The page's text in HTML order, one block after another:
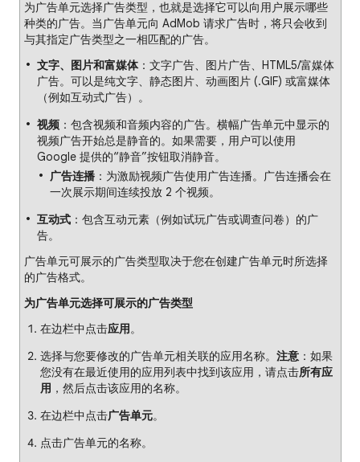
为广告单元选择广告类型，也就是选择它可以向用户展示哪些
种类的广告。当广告单元向 AdMob 请求广告时，将只会收到
与其指定广告类型之一相匹配的广告。
文字、图片和富媒体：文字广告、图片广告、HTML5/富媒体
广告。可以是纯文字、静态图片、动画图片 (.GIF) 或富媒体
（例如互动式广告）。
视频 ：包含视频和音频内容的广告。横幅广告单元中显示的
视频广告开始总是静音的。如果需要，用户可以使用
Google 提供的“静音”按钮取消静音。
广告连播 ：为激励视频广告使用广告连播。广告连播会在
一次展示期间连续投放 2 个视频。
互动式 ：包含互动元素（例如试玩广告或调查问卷）的广
告。
广告单元可展示的广告类型取决于您在创建广告单元时所选择
的广告格式。
为广告单元选择可展示的广告类型
在边栏中点击应用。
选择与您要修改的广告单元相关联的应用名称。 注意 ：如果
您没有在最近使用的应用列表中找到该应用，请点击所有应
用 ，然后点击该应用的名称。
在边栏中点击广告单元。
点击广告单元的名称。